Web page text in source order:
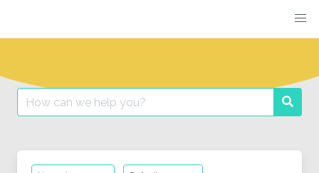
content
Search
for: